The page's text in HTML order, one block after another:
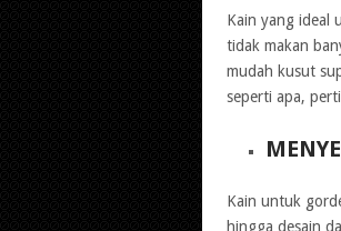
Kain yang ideal
tidak makan
mudah kusut
seperti apa,
Kain untuk
hingga desain